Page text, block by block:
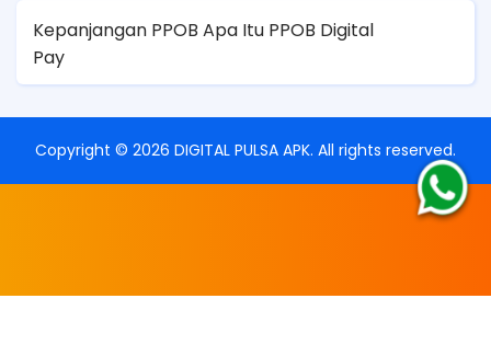
Kepanjangan PPOB Apa Itu PPOB Digital
Pay
Copyright © 2026 DIGITAL PULSA APK. All rights reserved.